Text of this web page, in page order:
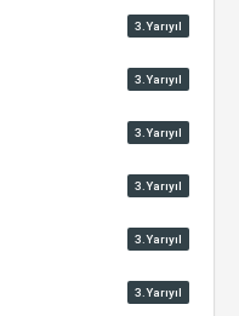
3.Yarıyıl
3.Yarıyıl
3.Yarıyıl
3.Yarıyıl
3.Yarıyıl
3.Yarıyıl